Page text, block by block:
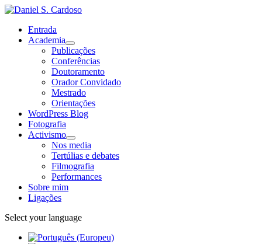
Entrada
Academia
Publicações
Conferências
Doutoramento
Orador Convidado
Mestrado
Orientações
WordPress Blog
Fotografia
Activismo
Nos media
Tertúlias e debates
Filmografia
Performances
Sobre mim
Ligações
Select your language